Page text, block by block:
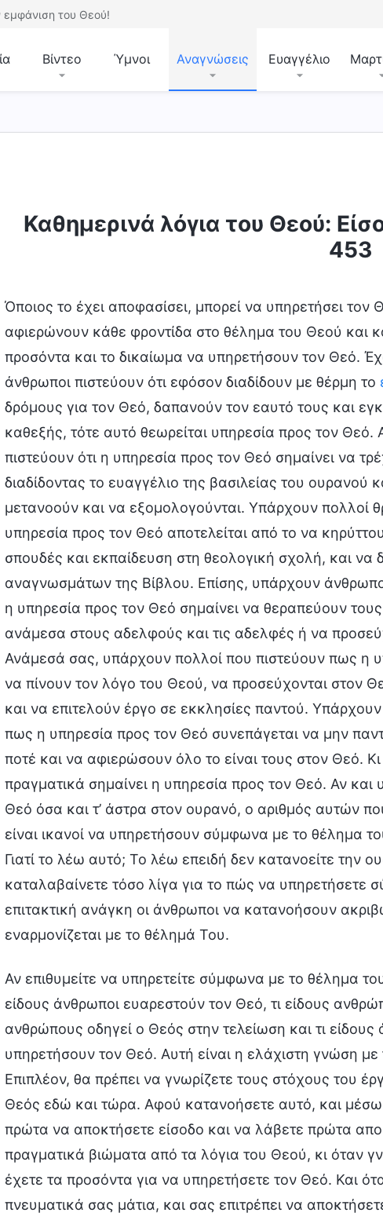
εμφάνιση του Θεού!
Βίντεο Ύμνοι Αναγνώσεις Ευαγγέλιο
εκβάσεις
Καθημερινά λόγια του Θεού:
453
Όποιος το έχει αποφασίσει, μπορεί να υπηρετήσει
αφιερώνουν κάθε φροντίδα στο θέλημα του Θεού και
προσόντα και το δικαίωμα να υπηρετήσουν τον Θεό.
άνθρωποι πιστεύουν ότι εφόσον διαδίδουν με θέρμη το
δρόμους για τον Θεό, δαπανούν τον εαυτό τους και
καθεξής, τότε αυτό θεωρείται υπηρεσία προς τον
πιστεύουν ότι η υπηρεσία προς τον Θεό σημαίνει να
διαδίδοντας το ευαγγέλιο της βασιλείας του
μετανοούν και να εξομολογούνται. Υπάρχουν πολλοί
υπηρεσία προς τον Θεό αποτελείται από το να
σπουδές και εκπαίδευση στη θεολογική σχολή, και
αναγνωσμάτων της Βίβλου. Επίσης, υπάρχουν
η υπηρεσία προς τον Θεό σημαίνει να θεραπεύουν
ανάμεσα στους αδελφούς και τις αδελφές ή να
Ανάμεσά σας, υπάρχουν πολλοί που πιστεύουν πως η
να πίνουν τον λόγο του Θεού, να προσεύχονται στον
και να επιτελούν έργο σε εκκλησίες παντού.
πως η υπηρεσία προς τον Θεό συνεπάγεται να μην
ποτέ και να αφιερώσουν όλο το είναι τους στον Θεό.
πραγματικά σημαίνει η υπηρεσία προς τον Θεό. Αν
Θεό όσα και τ’ άστρα στον ουρανό, ο αριθμός αυτών
είναι ικανοί να υπηρετήσουν σύμφωνα με το θέλημα
Γιατί το λέω αυτό; Το λέω επειδή δεν κατανοείτε την
καταλαβαίνετε τόσο λίγα για το πώς να υπηρετήσετε
επιτακτική ανάγκη οι άνθρωποι να κατανοήσουν
εναρμονίζεται με το θέλημά Του.
Αν επιθυμείτε να υπηρετείτε σύμφωνα με το θέλημα
είδους άνθρωποι ευαρεστούν τον Θεό, τι είδους
ανθρώπους οδηγεί ο Θεός στην τελείωση και τι
υπηρετήσουν τον Θεό. Αυτή είναι η ελάχιστη γνώση με
Επιπλέον, θα πρέπει να γνωρίζετε τους στόχους του
Θεός εδώ και τώρα. Αφού κατανοήσετε αυτό, και
πρώτα να αποκτήσετε είσοδο και να λάβετε πρώτα
πραγματικά βιώματα από τα λόγια του Θεού, κι όταν
έχετε τα προσόντα για να υπηρετήσετε τον Θεό. Και
πνευματικά σας μάτια, και σας επιτρέπει να